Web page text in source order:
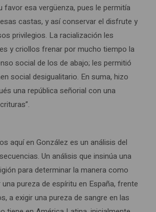
favor esa vergüenza, pues le permitía
castas, y así conservar el disfrute y
privilegios. La racialización les
y criollos frenar por mucho tiempo la
social de los de abajo; les permitió
social desigualitario. En suma, hizo
una república señorial con una
aquí en González es un análisis del
Un análisis que insinúa una
para determinar la manera como
pureza de espíritu en España, frente
a exigir una pureza de sangre en las